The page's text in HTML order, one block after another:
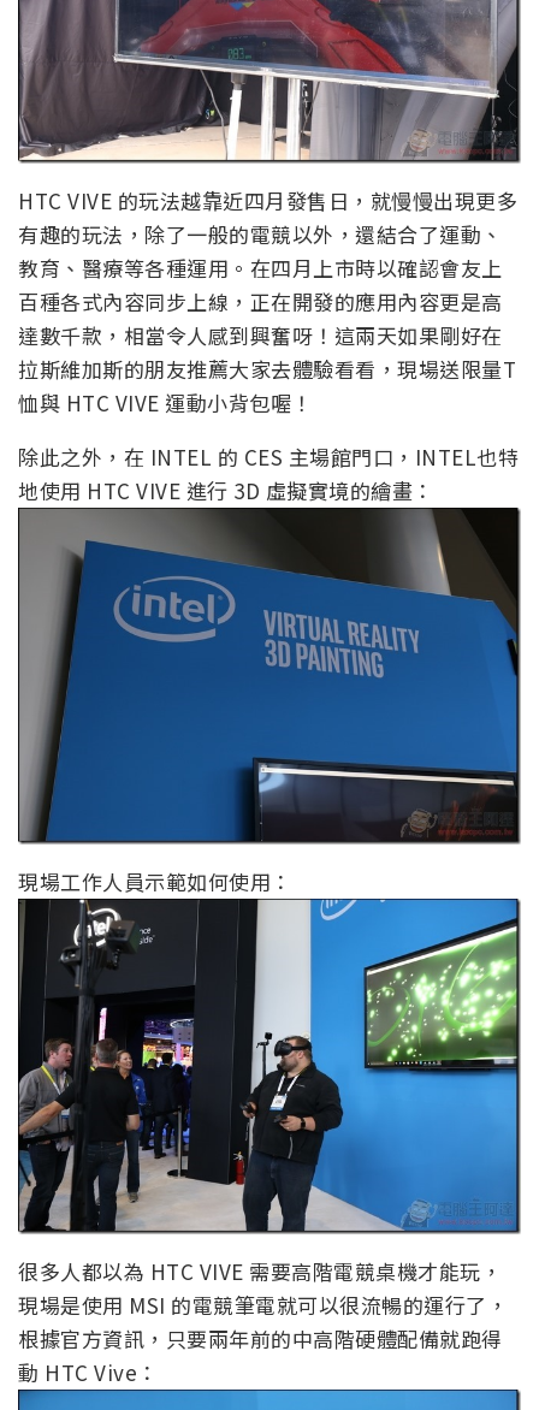
HTC VIVE 的玩法越靠近四月發售日，就慢慢出現更多
有趣的玩法，除了一般的電競以外，還結合了運動、
教育、醫療等各種運用。在四月上市時以確認會友上
百種各式內容同步上線，正在開發的應用內容更是高
達數千款，相當令人感到興奮呀！這兩天如果剛好在
拉斯維加斯的朋友推薦大家去體驗看看，現場送限量T
恤與 HTC VIVE 運動小背包喔！
除此之外，在 INTEL 的 CES 主場館門口，INTEL也特
地使用 HTC VIVE 進行 3D 虛擬實境的繪畫：
現場工作人員示範如何使用：
很多人都以為 HTC VIVE 需要高階電競桌機才能玩，
現場是使用 MSI 的電競筆電就可以很流暢的運行了，
根據官方資訊，只要兩年前的中高階硬體配備就跑得
動 HTC Vive：